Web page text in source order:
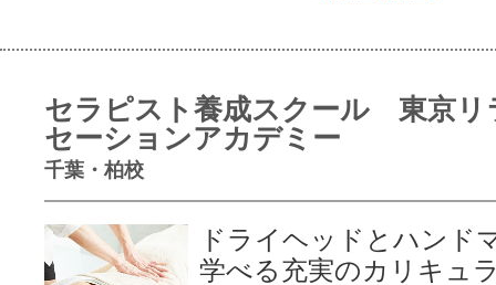
セラピスト養成スクール 東京リ
セーションアカデミー
千葉・柏校
ドライヘッドとハンド
学べる充実のカリキュ